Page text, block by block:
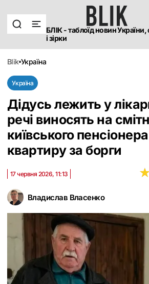
БЛІК - таблоїд новин України,
і зірки
blik україна
Україна
Дідусь лежить у
речі виносять на
київського
квартиру за борги
Владислав Власенко
17 червня 2026, 11:13